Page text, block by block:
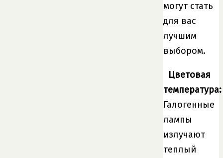
могут стать
для вас
лучшим
выбором.
Цветовая
температура:
Галогенные
лампы
излучают
теплый